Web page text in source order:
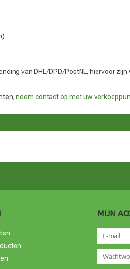
van DHL/DPD/PostNL, hiervoor
neem contact op met uw
MIJN